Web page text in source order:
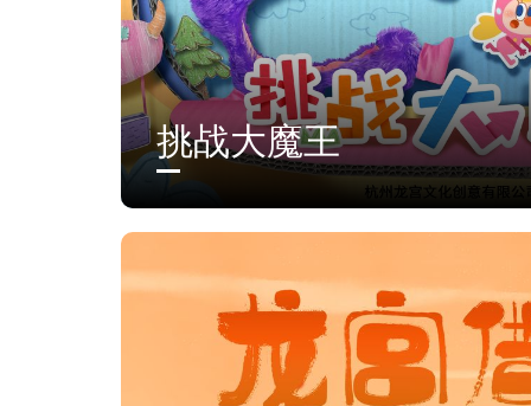
挑战大魔王